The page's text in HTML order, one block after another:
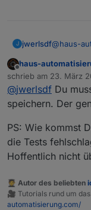
J jwerlsdf@haus-
behoben.
hoch
mehr
Offline
haus-
schrieb am 23. März
zuletzt editiert von
@jwerlsdf Du
speichern. Der
PS: Wie kommst
die Tests
Hoffentlich nicht
🧑‍🎓 Autor des beliebten
🎥 Tutorials rund um
automatisierung.com/